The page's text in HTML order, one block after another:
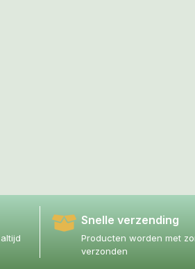
Snelle verzending
Producten worden met
verzonden